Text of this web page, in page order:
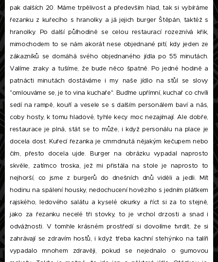
pak dalších 20. Máme trpělivost a především hlad, tak si vybíráme
řezanku z kuřecího s hranolky a já jejich burger Štěpán, taktéž s
hranolky. Po další půlhodině se celou restaurací rozeznívá křik,
mimochodem to se nám akorát nese objednané pití, kdy jeden ze
zákazníků se domáhá svého objednaného jídla po 55 minutách.
Valíme zraky a tušíme, že bude něco špatně. Po jedné hodině a
patnácti minutách dostáváme i my naše jídlo na stůl se slovy
"omlouváme se, je to vina kuchaře". Buďme upřímní, kuchař co chvíli
sedí na rampě, kouří a vesele se s dalším personálem baví a nás,
coby hosty, k tomu hladové, tyhle kecy moc nezajímají. Ale dobře,
restaurace je plná, stát se to může, i když personálu na place je
docela dost. Kuřecí řezanka je cmrndnutá nějakým kečupem nebo
čím, přesto docela ujde. Burger na obrázku vypadal naprosto
skvěle, zatímco troska, jež mi přistála na stole je naprosto to
nejhorší, co jsme z burgerů do dnešních dnů viděli a jedli. Mít
hodinu na spálení housky, nedochucení hovězího s jedním plátkem
rajského, ledového salátu a kyselé okurky a říct si za to stejně,
jako za řezanku necelé tři stovky, to je vrchol drzosti a snad i
odvážnosti. V tomhle krásném prostředí si dovolíme tvrdit, že si
zahrávají se zdravím hostů, i když třeba kachní stehýnko na talíři
vypadalo mnohem zdravěji, pokud se nejednalo o gumovou